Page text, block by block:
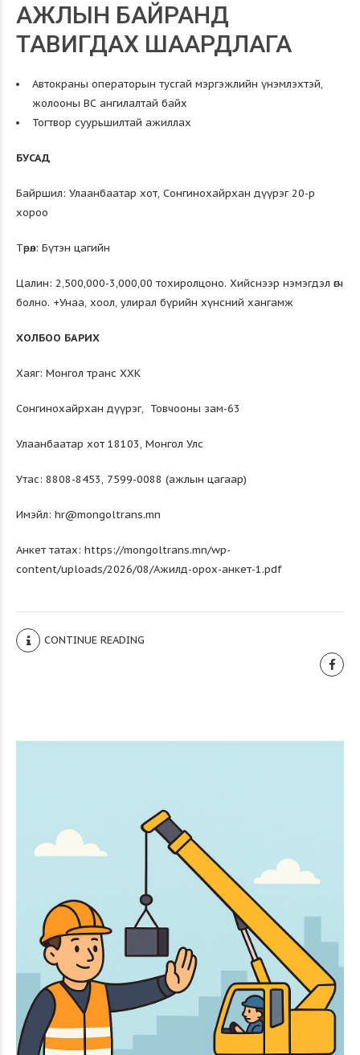
АЖЛЫН БАЙРАНД
ТАВИГДАХ ШААРДЛАГА
Автокраны операторын тусгай мэргэжлийн үнэмлэхтэй,
жолооны ВС ангилалтай байх
Тогтвор суурьшилтай ажиллах
БУСАД
Байршил: Улаанбаатар хот, Сонгинохайрхан дүүрэг 20-р
хороо
Төрөл: Бүтэн цагийн
Цалин: 2,500,000-3,000,00 тохиролцоно. Хийснээр нэмэгдэл өгч
болно. +Унаа, хоол, улирал бүрийн хүнсний хангамж
ХОЛБОО БАРИХ
Хаяг: Монгол транс ХХК
Сонгинохайрхан дүүрэг, Товчооны зам-63
Улаанбаатар хот 18103, Монгол Улс
Утас: 8808-8453, 7599-0088 (ажлын цагаар)
Имэйл: hr@mongoltrans.mn
Анкет татах: https://mongoltrans.mn/wp-
content/uploads/2026/08/Ажилд-орох-анкет-1.pdf
CONTINUE READING